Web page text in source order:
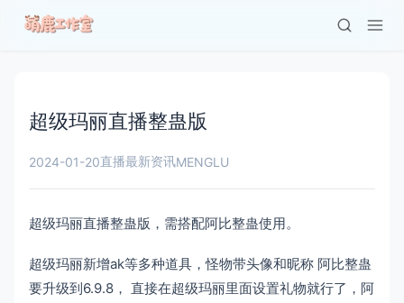
超级玛丽直播整蛊版
2024-01-20直播最新资讯MENGLU
超级玛丽直播整蛊版，需搭配阿比整蛊使用。
超级玛丽新增ak等多种道具，怪物带头像和昵称 阿比整蛊
要升级到6.9.8， 直接在超级玛丽里面设置礼物就行了，阿